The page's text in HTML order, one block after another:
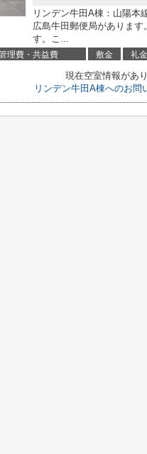
リンデン牛田A棟：山陽本
広島牛田郵便局がありま
す。こ...
理費・共益費 敷金 礼金
現在空室情報があり
リンデン牛田A棟へのお問